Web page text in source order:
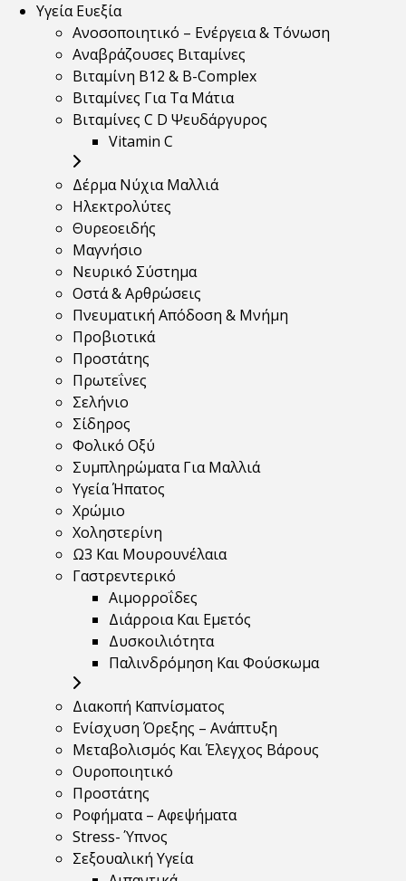
Υγεία Ευεξία
Ανοσοποιητικό – Ενέργεια & Τόνωση
Αναβράζουσες Βιταμίνες
Βιταμίνη B12 & Β-Complex
Βιταμίνες Για Τα Μάτια
Βιταμίνες C D Ψευδάργυρος
Vitamin C
Δέρμα Νύχια Μαλλιά
Ηλεκτρολύτες
Θυρεοειδής
Μαγνήσιο
Νευρικό Σύστημα
Οστά & Αρθρώσεις
Πνευματική Απόδοση & Μνήμη
Προβιοτικά
Προστάτης
Πρωτεΐνες
Σελήνιο
Σίδηρος
Φολικό Οξύ
Συμπληρώματα Για Μαλλιά
Υγεία Ήπατος
Χρώμιο
Χοληστερίνη
Ω3 Και Μουρουνέλαια
Γαστρεντερικό
Αιμορροΐδες
Διάρροια Και Εμετός
Δυσκοιλιότητα
Παλινδρόμηση Και Φούσκωμα
Διακοπή Καπνίσματος
Ενίσχυση Όρεξης – Ανάπτυξη
Μεταβολισμός Και Έλεγχος Βάρους
Ουροποιητικό
Προστάτης
Ροφήματα – Αφεψήματα
Stress- Ύπνος
Σεξουαλική Υγεία